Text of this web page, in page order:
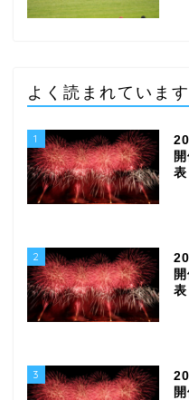
よく読まれています
1
表
2
表
3